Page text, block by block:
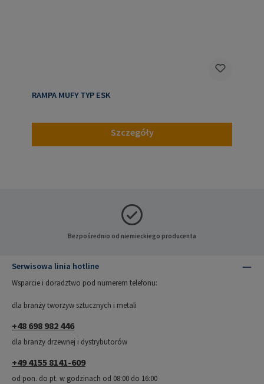
RAMPA MUFY TYP ESK
Szczegóły
Bezpośrednio od niemieckiego producenta
Serwisowa linia hotline
Wsparcie i doradztwo pod numerem telefonu:
dla branży tworzyw sztucznych i metali
+48 698 982 446
dla branży drzewnej i dystrybutorów
+49 4155 8141-609
od pon. do pt. w godzinach od 08:00 do 16:00